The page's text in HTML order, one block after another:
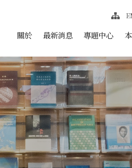
跳至中央區塊/Main Content
關於 最新消息 專題中心
網